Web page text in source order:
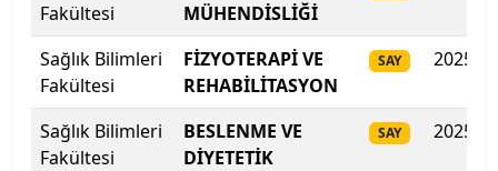
Burdur Mehmet Akif Ersoy Üniversitesi
Bursa Teknik Üniversitesi
Bursa Uludağ Üniversitesi
Fakültesi
MÜHENDİSLİĞİ
Sağlık Bilimleri
Fakültesi
FİZYOTERAPİ VE
REHABİLİTASYON
SAY 2025
Sağlık Bilimleri
Fakültesi
BESLENME VE
DİYETETİK
SAY 2025